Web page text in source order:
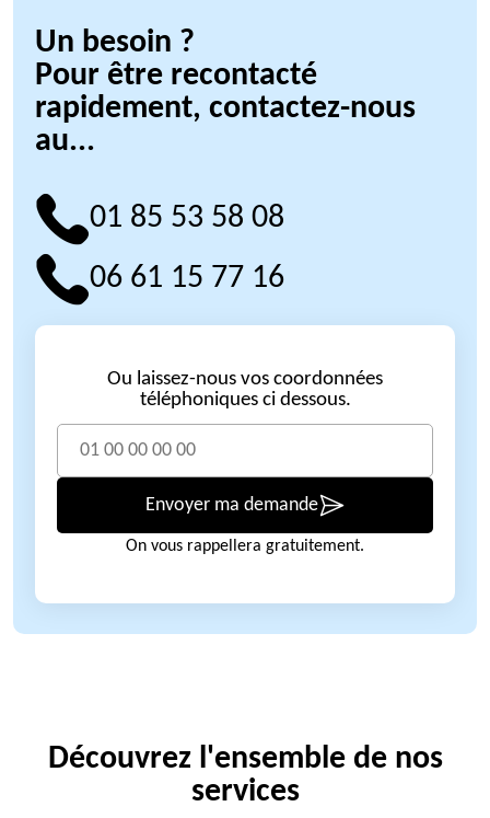
Un besoin ?
Pour être recontacté
rapidement, contactez-nous
au...
01 85 53 58 08
06 61 15 77 16
Ou laissez-nous vos coordonnées
téléphoniques ci dessous.
Envoyer ma demande
On vous rappellera gratuitement.
Découvrez l'ensemble de nos
services